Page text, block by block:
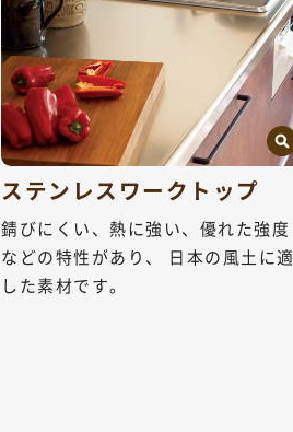
ステンレスワークトップ
錆びにくい、熱に強い、優れた強度
などの特性があり、 日本の風土に適
した素材です。